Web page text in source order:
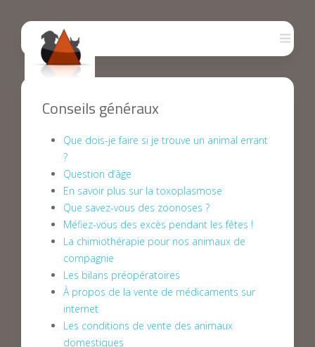
Conseils généraux
Que dois-je faire si je trouve un animal errant
?
Question d’âge
En savoir plus sur la toxoplasmose
Que savez-vous des zoonoses ?
Méfiez-vous des excès pendant les fêtes !
La chimiothérapie pour nos animaux de
compagnie
Les bilans préopératoires
À propos de la vente de médicaments sur
internet
Les conditions de vente des animaux
domestiques